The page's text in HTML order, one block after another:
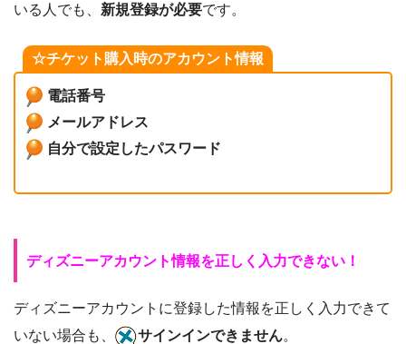
いる人でも、 新規登録が必要です。
☆チケット購入時のアカウント情報
電話番号
メールアドレス
自分で設定したパスワード
ディズニーアカウント情報を正しく入力できない！
ディズニーアカウントに登録した情報を正しく入力できて
いない場合も、
サインインできません。